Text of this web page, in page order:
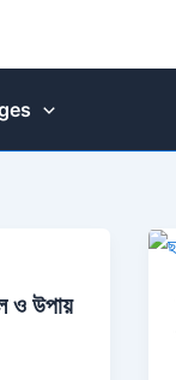
ও উপায়